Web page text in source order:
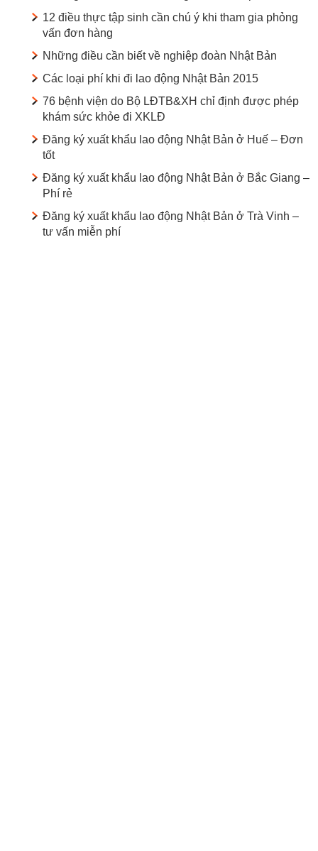
12 điều thực tập sinh cần chú ý khi tham gia phỏng
vấn đơn hàng
Những điều cần biết về nghiệp đoàn Nhật Bản
Các loại phí khi đi lao động Nhật Bản 2015
76 bệnh viện do Bộ LĐTB&XH chỉ định được phép
khám sức khỏe đi XKLĐ
Đăng ký xuất khẩu lao động Nhật Bản ở Huế – Đơn
tốt
Đăng ký xuất khẩu lao động Nhật Bản ở Bắc Giang –
Phí rẻ
Đăng ký xuất khẩu lao động Nhật Bản ở Trà Vinh –
tư vấn miễn phí